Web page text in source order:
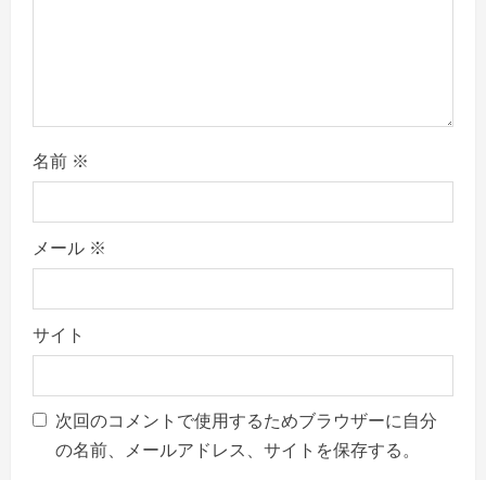
名前 ※
メール ※
サイト
次回のコメントで使用するためブラウザーに自分
の名前、メールアドレス、サイトを保存する。